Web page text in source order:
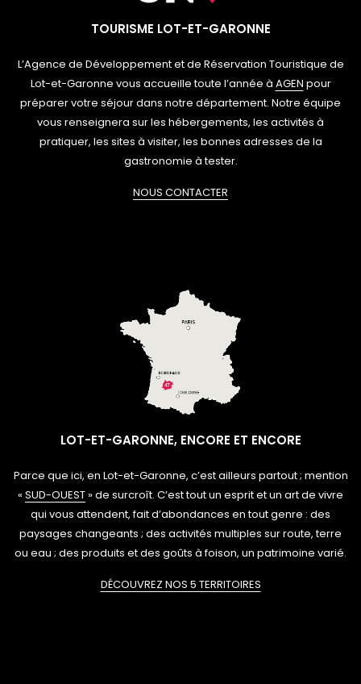
TOURISME LOT-ET-GARONNE
L’Agence de Développement et de Réservation Touristique de
Lot-et-Garonne vous accueille toute l’année à AGEN pour
préparer votre séjour dans notre département. Notre équipe
vous renseignera sur les hébergements, les activités à
pratiquer, les sites à visiter, les bonnes adresses de la
gastronomie à tester.
NOUS CONTACTER
LOT-ET-GARONNE, ENCORE ET ENCORE
Parce que ici, en Lot-et-Garonne, c’est ailleurs partout ; mention
« SUD-OUEST » de surcroît. C’est tout un esprit et un art de vivre
qui vous attendent, fait d’abondances en tout genre : des
paysages changeants ; des activités multiples sur route, terre
ou eau ; des produits et des goûts à foison, un patrimoine varié.
DÉCOUVREZ NOS 5 TERRITOIRES